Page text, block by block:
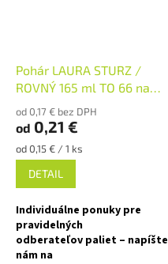
Pohár LAURA STURZ /
ROVNÝ 165 ml TO 66 na
od 0,17 € bez DPH
od 0,21 €
Jednotková
cena:
od 0,15 € / 1 ks
DETAIL
Individuálne ponuky pre
pravidelných
odberateľov paliet – napíšte
nám na